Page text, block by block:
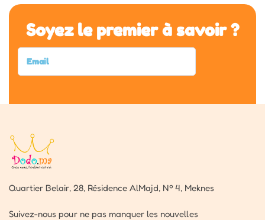
Soyez le premier à savoir ?
Quartier Belair, 28, Résidence AlMajd, Nº 4, Meknes
Suivez-nous pour ne pas manquer les nouvelles